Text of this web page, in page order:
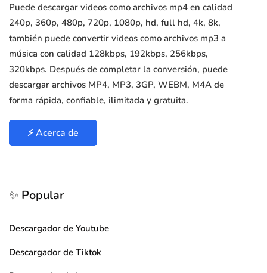
Puede descargar videos como archivos mp4 en calidad
240p, 360p, 480p, 720p, 1080p, hd, full hd, 4k, 8k,
también puede convertir videos como archivos mp3 a
música con calidad 128kbps, 192kbps, 256kbps,
320kbps. Después de completar la conversión, puede
descargar archivos MP4, MP3, 3GP, WEBM, M4A de
forma rápida, confiable, ilimitada y gratuita.
⚡ Acerca de
✨ Popular
Descargador de Youtube
Descargador de Tiktok